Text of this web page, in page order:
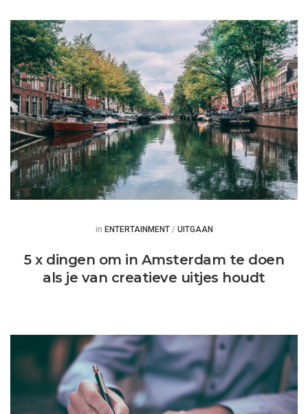
Posted
in ENTERTAINMENT/ UITGAAN
5 x dingen om in Amsterdam te doen
als je van creatieve uitjes houdt